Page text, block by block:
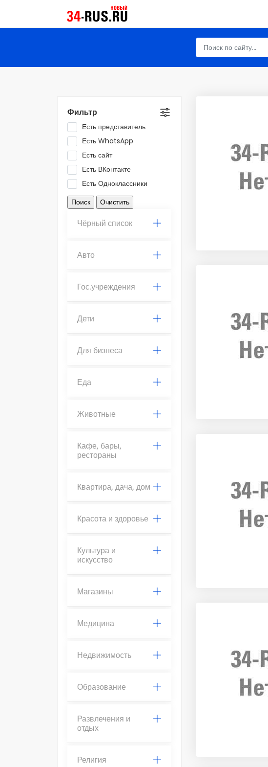
Фильтр
Есть представитель
Есть WhatsApp
Есть сайт
Есть ВКонтакте
Есть Одноклассники
Чёрный список
Авто
Гос.учреждения
Дети
Для бизнеса
Еда
Животные
Кафе, бары,
рестораны
Квартира, дача, дом
Красота и здоровье
Культура и
искусство
Магазины
Медицина
Недвижимость
Образование
Развлечения и
отдых
Религия